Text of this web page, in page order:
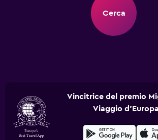
Cerca
Vincitrice del premio
Viaggio